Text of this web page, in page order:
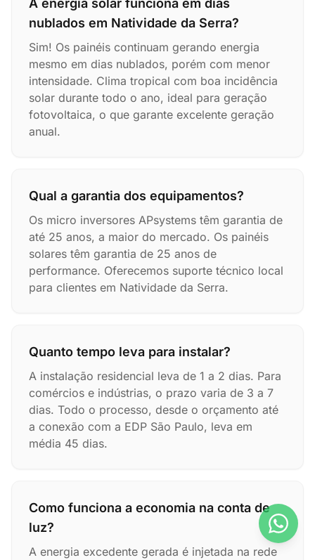
A energia solar funciona em dias
nublados em Natividade da Serra?
Sim! Os painéis continuam gerando energia
mesmo em dias nublados, porém com menor
intensidade. Clima tropical com boa incidência
solar durante todo o ano, ideal para geração
fotovoltaica, o que garante excelente geração
anual.
Qual a garantia dos equipamentos?
Os micro inversores APsystems têm garantia de
até 25 anos, a maior do mercado. Os painéis
solares têm garantia de 25 anos de
performance. Oferecemos suporte técnico local
para clientes em Natividade da Serra.
Quanto tempo leva para instalar?
A instalação residencial leva de 1 a 2 dias. Para
comércios e indústrias, o prazo varia de 3 a 7
dias. Todo o processo, desde o orçamento até
a conexão com a EDP São Paulo, leva em
média 45 dias.
Como funciona a economia na conta de
luz?
A energia excedente gerada é injetada na rede